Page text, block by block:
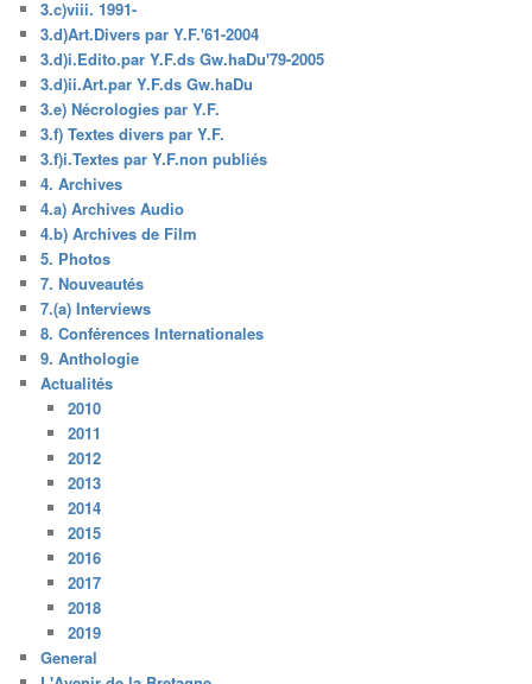
3.c)viii. 1991-
3.d)Art.Divers par Y.F.'61-2004
3.d)i.Edito.par Y.F.ds Gw.haDu'79-2005
3.d)ii.Art.par Y.F.ds Gw.haDu
3.e) Nécrologies par Y.F.
3.f) Textes divers par Y.F.
3.f)i.Textes par Y.F.non publiés
4. Archives
4.a) Archives Audio
4.b) Archives de Film
5. Photos
7. Nouveautés
7.(a) Interviews
8. Conférences Internationales
9. Anthologie
Actualités
2010
2011
2012
2013
2014
2015
2016
2017
2018
2019
General